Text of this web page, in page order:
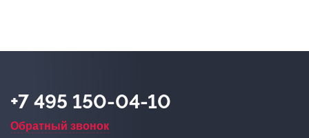
+7 495 150-04-10
Обратный звонок